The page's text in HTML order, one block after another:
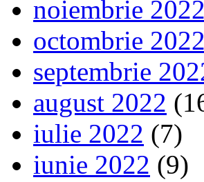
noiembrie 2022
octombrie 2022
septembrie
august 2022
iulie 2022 (7)
iunie 2022 (9)